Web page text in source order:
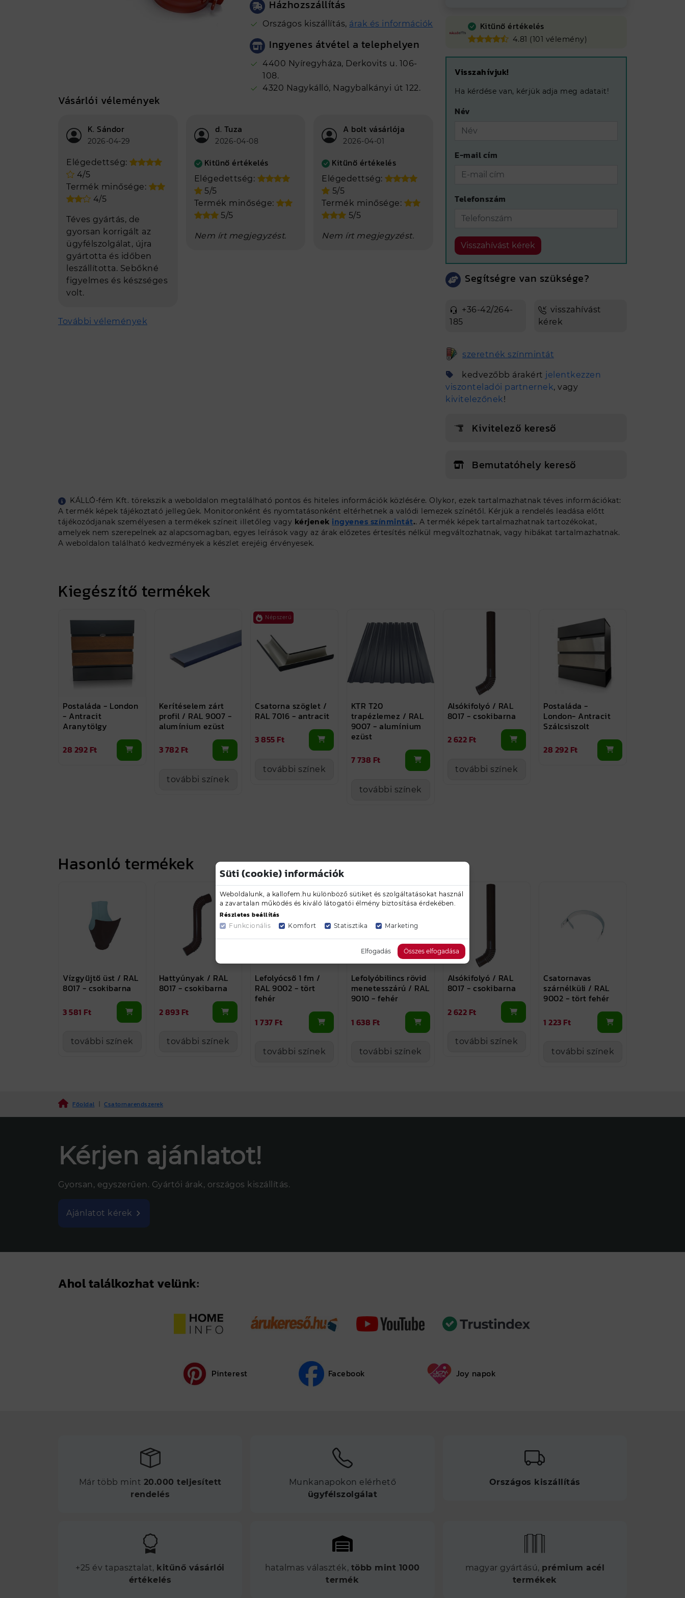
Házhozszállítás
Országos kiszállítás, árak és információk
Ingyenes átvétel a telephelyen
4400 Nyíregyháza, Derkovits u. 106-
108.
4320 Nagykálló, Nagybalkányi út 122.
Átmérő
Vásárlói vélemények
K. Sándor
2026-04-29
Elégedettség:
4/5
Termék minősége:
4/5
Téves gyártás, de
gyorsan korrigált az
ügyfélszolgálat, újra
gyártotta és időben
leszállította. Sebőkné
figyelmes és készséges
volt.
d. Tuza
2026-04-08
Kitűnő értékelés
Elégedettség:
5/5
Termék minősége:
5/5
Nem írt megjegyzést.
A bolt vásárlója
2026-04-01
Kitűnő értékelés
Elégedettség:
5/5
Termék minősége:
5/5
Nem írt megjegyzést.
További vélemények
Kitűnő értékelés
4.81 (101 vélemény)
Visszahívjuk!
Ha kérdése van, kérjük adja meg adatait!
Név
E-mail cím
Telefonszám
Visszahívást kérek
Segítségre van szüksége?
+36-42/264-
185
visszahívást
kérek
szeretnék színmintát
kedvezőbb árakért jelentkezzen
viszonteladói partnernek, vagy
kivitelezőnek!
Kivitelező kereső
Bemutatóhely kereső
Egyedi méretet szeretnék
Ajánlat kérés
KÁLLÓ-fém Kft. törekszik a weboldalon megtalálható pontos és hiteles információk közlésére. Olykor, ezek tartalmazhatnak téves információkat:
A termék képek tájékoztató jellegűek. Monitoronként és nyomtatásonként eltérhetnek a valódi lemezek színétől. Kérjük a rendelés leadása előtt
tájékozódjanak személyesen a termékek színeit illetőleg vagy kérjenek ingyenes színmintát.. A termék képek tartalmazhatnak tartozékokat,
amelyek nem szerepelnek az alapcsomagban, egyes leírások vagy az árak előzetes értesítés nélkül megváltozhatnak, vagy hibákat tartalmazhatnak.
A weboldalon található kedvezmények a készlet erejéig érvényesek.
Kiegészítő termékek
Postaláda - London
- Antracit
Aranytölgy
28 292 Ft
Kerítéselem zárt
profil / RAL 9007 -
alumínium ezüst
3 782 Ft
további színek
Népszerű
Csatorna szöglet /
RAL 7016 - antracit
3 855 Ft
további színek
KTR T20
trapézlemez / RAL
9007 - alumínium
ezüst
7 738 Ft
további színek
Alsókifolyó / RAL
8017 - csokibarna
2 622 Ft
további színek
Postaláda -
London- Antracit
Szálcsiszolt
28 292 Ft
Hasonló termékek
Vízgyűjtő üst / RAL
8017 - csokibarna
3 581 Ft
további színek
Hattyúnyak / RAL
8017 - csokibarna
2 893 Ft
további színek
Lefolyócső 1 fm /
RAL 9002 - tört
fehér
1 737 Ft
további színek
Lefolyóbilincs rövid
menetesszárú / RAL
9010 - fehér
1 638 Ft
további színek
Alsókifolyó / RAL
8017 - csokibarna
2 622 Ft
további színek
Csatornavas
szárnélküli / RAL
9002 - tört fehér
1 223 Ft
további színek
Főoldal Csatornarendszerek
Kérjen ajánlatot!
Gyorsan, egyszerűen. Gyártói árak, országos kiszállítás.
Ajánlatot kérek
Ahol találkozhat velünk:
Pinterest Facebook Joy napok
Már több mint 20.000 teljesített
rendelés
Munkanapokon elérhető
ügyfélszolgálat
Országos kiszállítás
+25 év tapasztalat, kitűnő vásárlói
értékelés
hatalmas választék, több mint 1000
termék
magyar gyártású, prémium acél
termékek
Süti (cookie) információk
Weboldalunk, a kallofem.hu különböző sütiket és szolgáltatásokat használ
a zavartalan működés és kiváló látogatói élmény biztosítása érdekében.
Részletes beállítás
Funkcionális Komfort Statisztika Marketing
Elfogadás Összes elfogadása